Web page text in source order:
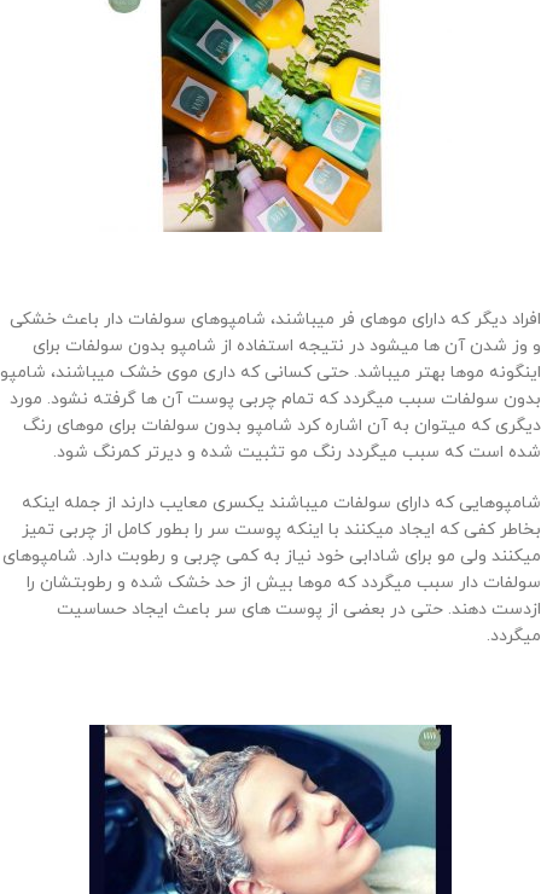
افراد دیگر که دارای موهای فر میباشند، شامپوهای سولفات دار باعث خشکی
و وز شدن آن ها میشود در نتیجه استفاده از شامپو بدون سولفات برای
اینگونه موها بهتر میباشد. حتی کسانی که داری موی خشک میباشند، شامپو
بدون سولفات سبب میگردد که تمام چربی پوست آن ها گرفته نشود. مورد
دیگری که میتوان به آن اشاره کرد شامپو بدون سولفات برای موهای رنگ
شده است که سبب میگردد رنگ مو تثبیت شده و دیرتر کمرنگ شود.
شامپوهایی که دارای سولفات میباشند یکسری معایب دارند از جمله اینکه
بخاطر کفی که ایجاد میکنند با اینکه پوست سر را بطور کامل از چربی تمیز
میکنند ولی مو برای شادابی خود نیاز به کمی چربی و رطوبت دارد. شامپوهای
سولفات دار سبب میگردد که موها بیش از حد خشک شده و رطوبتشان را
ازدست دهند. حتی در بعضی از پوست های سر باعث ایجاد حساسیت
میگردد.